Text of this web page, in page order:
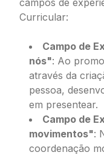
campos de
Curricular:
Campo de
nós": Ao
através da
pessoa,
em presentear.
Campo de
movimentos":
coordenação